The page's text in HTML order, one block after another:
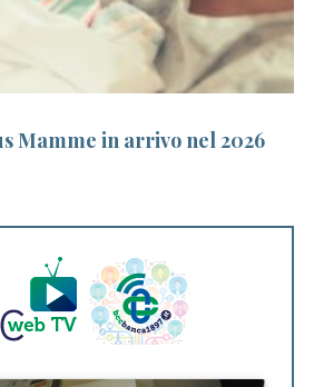
Mamme in arrivo nel 2026